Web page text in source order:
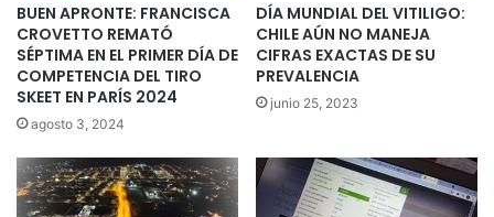
BUEN APRONTE: FRANCISCA
CROVETTO REMATÓ
SÉPTIMA EN EL PRIMER DÍA DE
COMPETENCIA DEL TIRO
SKEET EN PARÍS 2024
agosto 3, 2024
DÍA MUNDIAL DEL VITILIGO:
CHILE AÚN NO MANEJA
CIFRAS EXACTAS DE SU
PREVALENCIA
junio 25, 2023